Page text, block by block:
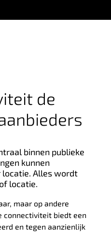
de
binnen publieke
kunnen
Alles wordt
locatie.
maar op andere
connectiviteit biedt een
en tegen aanzienlijk